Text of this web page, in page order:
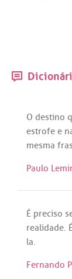
O destino
estrofe e
mesma
Paulo
É preciso
realidade.
la.
Fernando